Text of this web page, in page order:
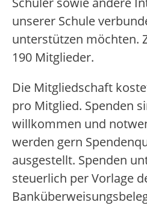
unserer Schule
unterstützen möchten.
190 Mitglieder.
Die Mitgliedschaft
pro Mitglied. Spenden
willkommen und
werden gern
ausgestellt. Spenden
steuerlich per Vorlage